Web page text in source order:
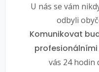
U nás se vám
odbyli
Komunikovat
vás 24 hodin